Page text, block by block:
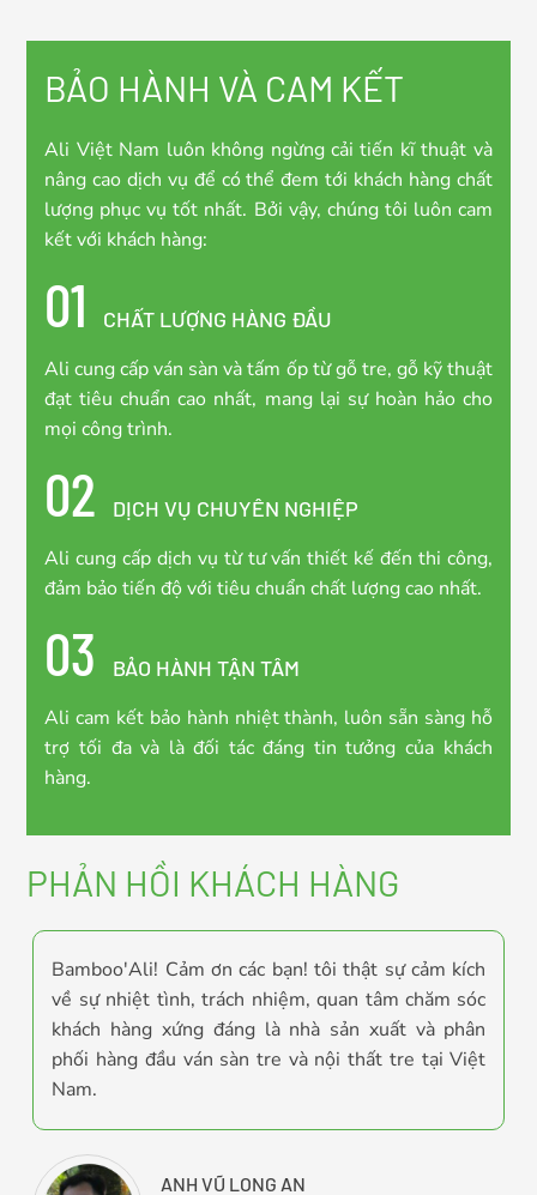
BẢO HÀNH VÀ CAM KẾT
Ali Việt Nam luôn không ngừng cải tiến kĩ thuật và
nâng cao dịch vụ để có thể đem tới khách hàng chất
lượng phục vụ tốt nhất. Bởi vậy, chúng tôi luôn cam
kết với khách hàng:
01
CHẤT LƯỢNG HÀNG ĐẦU
Ali cung cấp ván sàn và tấm ốp từ gỗ tre, gỗ kỹ thuật
đạt tiêu chuẩn cao nhất, mang lại sự hoàn hảo cho
mọi công trình.
02
DỊCH VỤ CHUYÊN NGHIỆP
Ali cung cấp dịch vụ từ tư vấn thiết kế đến thi công,
đảm bảo tiến độ với tiêu chuẩn chất lượng cao nhất.
03
BẢO HÀNH TẬN TÂM
Ali cam kết bảo hành nhiệt thành, luôn sẵn sàng hỗ
trợ tối đa và là đối tác đáng tin tưởng của khách
hàng.
PHẢN HỒI KHÁCH HÀNG
Bamboo'Ali! Cảm ơn các bạn! tôi thật sự cảm kích
về sự nhiệt tình, trách nhiệm, quan tâm chăm sóc
khách hàng xứng đáng là nhà sản xuất và phân
phối hàng đầu ván sàn tre và nội thất tre tại Việt
Nam.
ANH VŨ LONG AN